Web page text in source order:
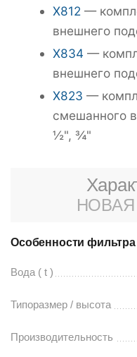
X812 —
внешнего
X834 —
внешнего
X823 —
смешанного
½", ¾"
НОВАЯ
Особенности фильтра
Вода ( t )
Типоразмер / высота
Производительность